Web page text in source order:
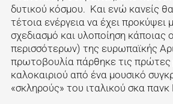
δυτικού κόσμου. Και ενώ κανείς θα
τέτοια ενέργεια να έχει
σχεδιασμό και υλοποίηση κάποιας
περισσότερων) της ευρωπαϊκής
πρωτοβουλία πάρθηκε τις πρώτες
καλοκαιριού από ένα μουσικό
«σκληρούς» του ιταλικού σκα